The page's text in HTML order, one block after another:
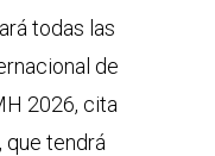
todas las
de
2026, cita
que tendrá